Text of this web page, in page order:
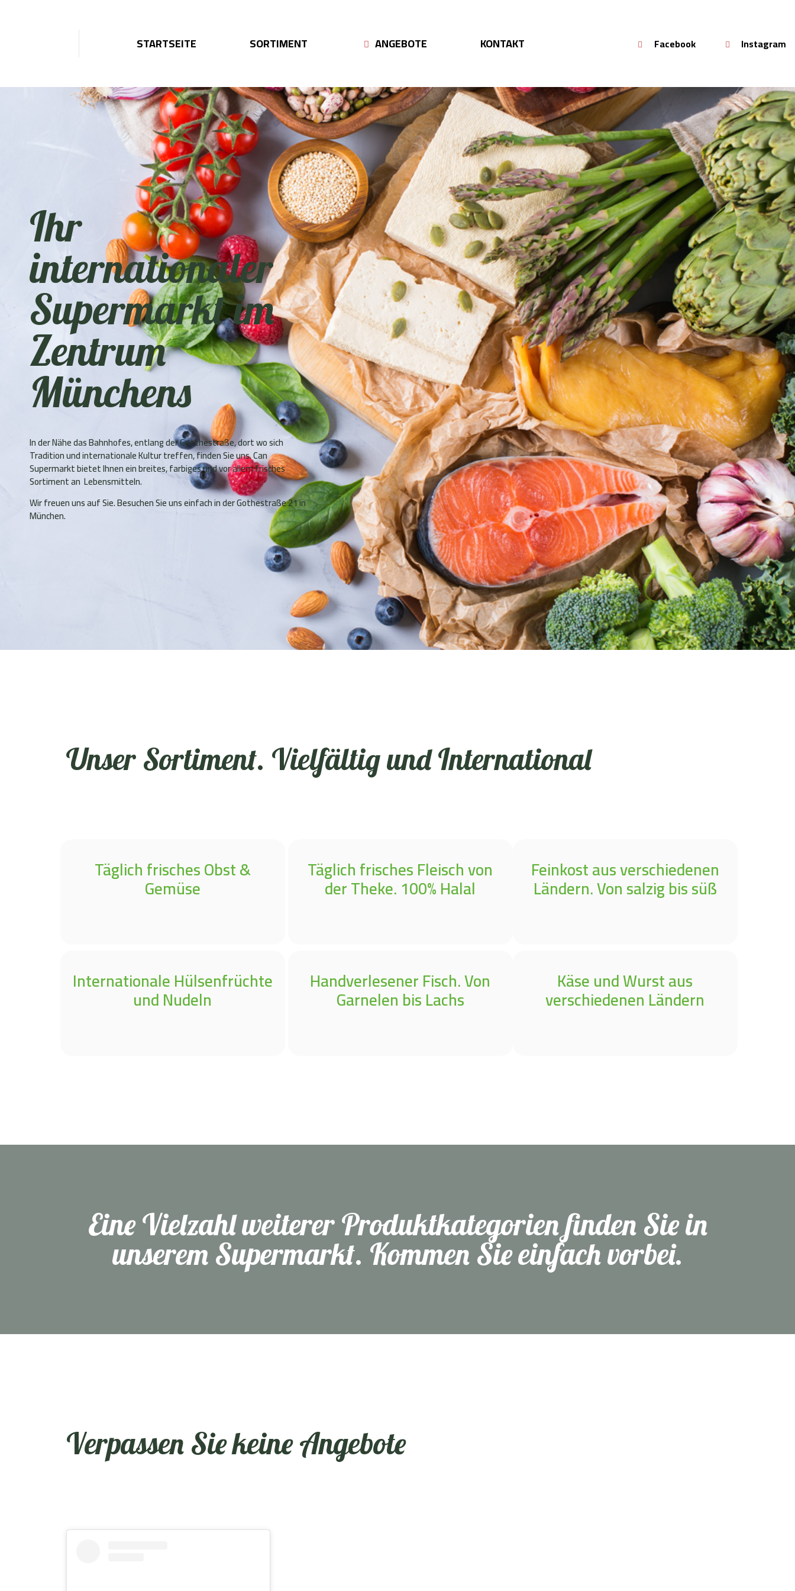
STARTSEITE SORTIMENT ANGEBOTE KONTAKT Facebook Instagram
Ihr
internationaler
Supermarkt im
Zentrum
Münchens
In der Nähe das Bahnhofes, entlang der Goethestraße, dort wo sich
Tradition und internationale Kultur treffen, finden Sie uns. Can
Supermarkt bietet Ihnen ein breites, farbiges und vor allem frisches
Sortiment an Lebensmitteln.
Wir freuen uns auf Sie. Besuchen Sie uns einfach in der Gothestraße 21 in
München.
Unser Sortiment. Vielfältig und International
Täglich frisches Obst &
Gemüse
Täglich frisches Fleisch von
der Theke. 100% Halal
Feinkost aus verschiedenen
Ländern. Von salzig bis süß
Internationale Hülsenfrüchte
und Nudeln
Handverlesener Fisch. Von
Garnelen bis Lachs
Käse und Wurst aus
verschiedenen Ländern
Eine Vielzahl weiterer Produktkategorien finden Sie in
unserem Supermarkt. Kommen Sie einfach vorbei.
Verpassen Sie keine Angebote